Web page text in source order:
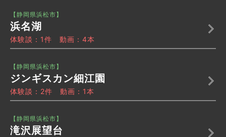
【静岡県浜松市】
浜名湖
体験談：1件 動画：4本
【静岡県浜松市】
ジンギスカン細江園
体験談：2件 動画：1本
【静岡県浜松市】
滝沢展望台